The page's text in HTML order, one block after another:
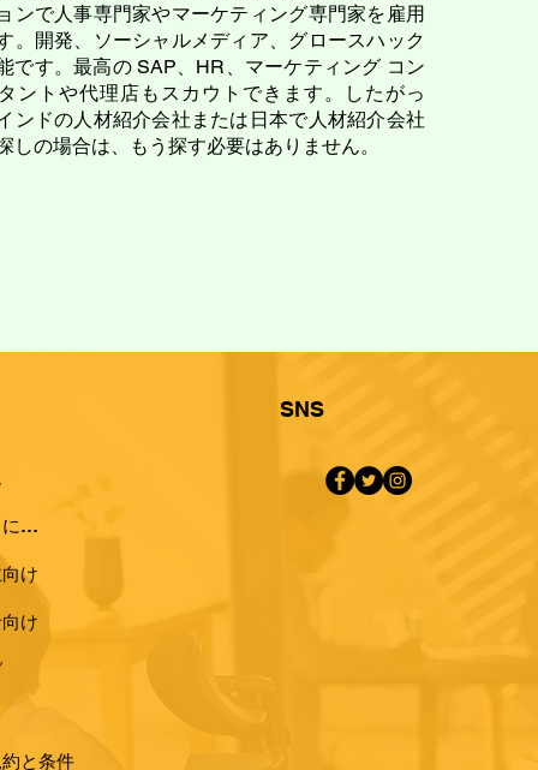
ンで人事専門家やマーケティング専門家を雇用
。開発、ソーシャルメディア、グロースハック
です。最高の SAP、HR、マーケティング コン
ントや代理店もスカウトできます。したがっ
ンドの人材紹介会社または日本で人材紹介会社
しの場合は、もう探す必要はありません。
私たちについて
け
け
と条件
SNS